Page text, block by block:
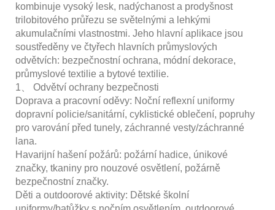
kombinuje vysoký lesk, nadýchanost a prodyšnost
trilobitového průřezu se světelnými a lehkými
akumulačními vlastnostmi. Jeho hlavní aplikace jsou
soustředěny ve čtyřech hlavních průmyslových
odvětvích: bezpečnostní ochrana, módní dekorace,
průmyslové textilie a bytové textilie.
1、 Odvětví ochrany bezpečnosti
Doprava a pracovní oděvy: Noční reflexní uniformy
dopravní policie/sanitární, cyklistické oblečení, popruhy
pro varování před tunely, záchranné vesty/záchranné
lana.
Havarijní hašení požárů: požární hadice, únikové
značky, tkaniny pro nouzové osvětlení, požárně
bezpečnostní značky.
Děti a outdoorové aktivity: Dětské školní